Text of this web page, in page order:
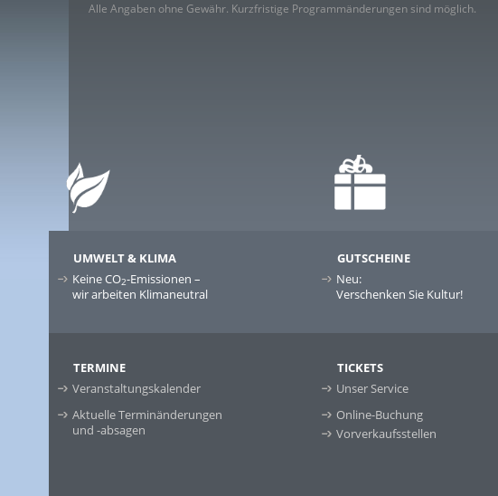
Alle Angaben ohne Gewähr. Kurzfristige Programmänderungen sind möglich.
UMWELT & KLIMA
Keine CO2-Emissionen –
wir arbeiten Klimaneutral
GUTSCHEINE
Neu:
Verschenken Sie Kultur!
TERMINE
Veranstaltungskalender
Aktuelle Terminänderungen
und -absagen
TICKETS
Unser Service
Online-Buchung
Vorverkaufsstellen